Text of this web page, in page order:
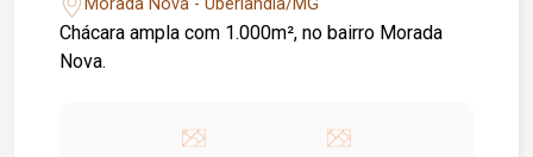
Morada Nova - Uberlândia/MG
Chácara ampla com 1.000m², no bairro Morada
Nova.